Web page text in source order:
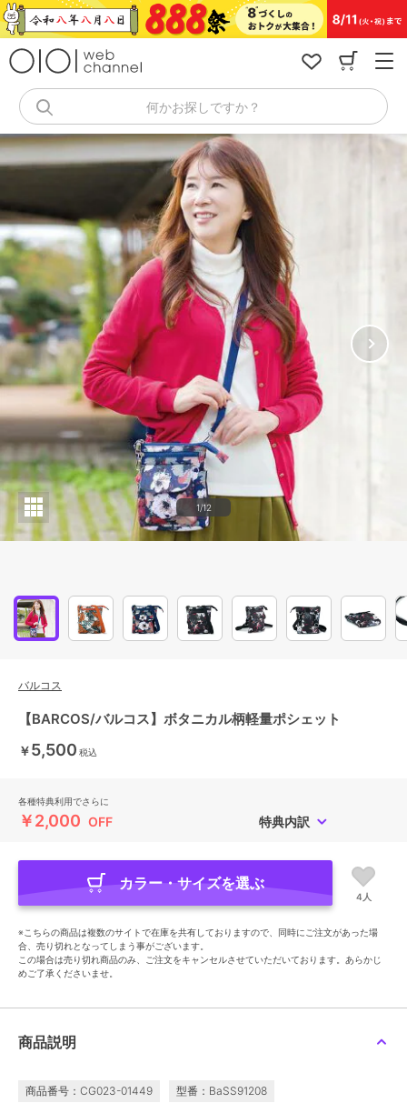
コ
ン
キ
何かお探しですか？
1/12
バルコス
【BARCOS/バルコス】ボタニカル柄軽量ポシェット
￥5,500 税込
各種特典利用でさらに
￥2,000 OFF 特典内訳
カラー・サイズを選ぶ
4人
※こちらの商品は複数のサイトで在庫を共有しておりますので、同時にご注文があった場
合、売り切れとなってしまう事がございます。
この場合は売り切れ商品のみ、ご注文をキャンセルさせていただいております。あらかじ
めご了承くださいませ。
商品説明
商品番号：CG023-01449 型番：BaSS91208